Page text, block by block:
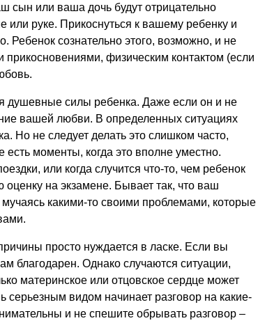
сын или ваша дочь будут отрицательно
или руке. Прикоснуться к вашему ребенку и
Ребенок сознательно этого, возможно, и не
прикосновениями, физическим контактом (если
душевные силы ребенка. Даже если он и не
вашей любви. В определенных ситуациях
Но не следует делать это слишком часто,
есть моменты, когда это вполне уместно.
или когда случится что-то, чем ребенок
на экзамене. Бывает так, что ваш
какими-то своими проблемами, которые
просто нуждается в ласке. Если вы
благодарен. Однако случаются ситуации,
материнское или отцовское сердце может
серьезным видом начинает разговор на какие-
и не спешите обрывать разговор –